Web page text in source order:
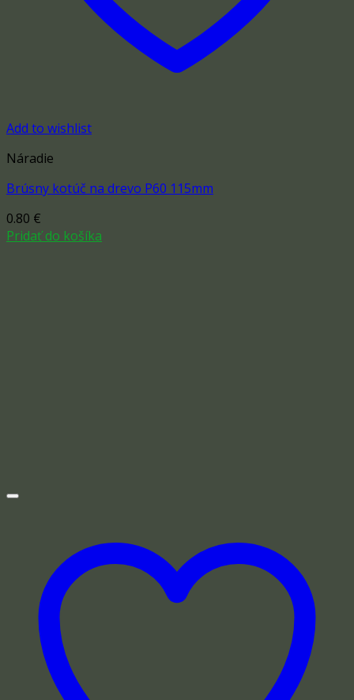
Add to wishlist
Náradie
Brúsny kotúč na drevo P60 115mm
0.80 €
Pridať do košíka